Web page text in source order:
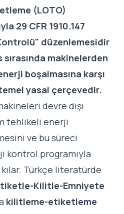
(LOTO)
29 CFR 1910.147
düzenlemesidir
sırasında makinelerden
boşalmasına karşı
yasal çerçevedir.
devre dışı
tehlikeli enerji
ve bu süreci
kontrol programıyla
Türkçe literatürde
Kilitle-Emniyete
kilitleme-etiketleme